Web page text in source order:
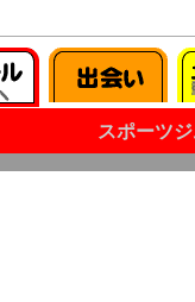
スポーツ